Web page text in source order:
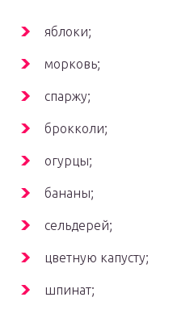
яблоки;
морковь;
спаржу;
брокколи;
огурцы;
бананы;
сельдерей;
цветную капусту;
шпинат;